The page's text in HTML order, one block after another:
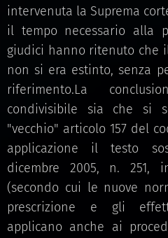
intervenuta la Suprema
il tempo necessario alla
giudici hanno ritenuto che
non si era estinto, senza
riferimento.La
condivisibile sia che si
"vecchio" articolo 157 del
applicazione il testo
dicembre 2005, n. 251,
(secondo cui le nuove
prescrizione e gli
applicano anche ai